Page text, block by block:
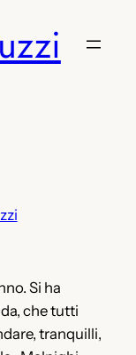
Si ha
che tutti
tranquilli,